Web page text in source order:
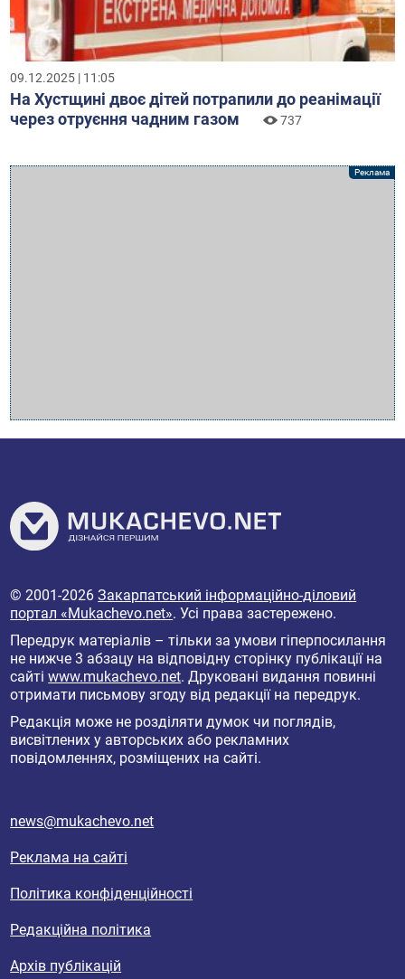
09.12.2025 | 11:05
На Хустщині двоє дітей потрапили до реанімації
через отруєння чадним газом
737
© 2001-2026Закарпатський інформаційно-діловий
портал «Mukachevo.net». Усі права застережено.
Передрук матеріалів – тільки за умови гіперпосилання
не нижче 3 абзацу на відповідну сторінку публікації на
сайтіwww.mukachevo.net. Друковані видання повинні
отримати письмову згоду від редакції на передрук.
Редакція може не розділяти думок чи поглядів,
висвітлених у авторських або рекламних
повідомленнях, розміщених на сайті.
news@mukachevo.net
Реклама на сайті
Політика конфіденційності
Редакційна політика
Архів публікацій